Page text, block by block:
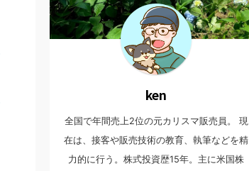
ken
全国で年間売上2位の元カリスマ販売員。 現
在は、接客や販売技術の教育、執筆などを精
力的に行う。株式投資歴15年。主に米国株